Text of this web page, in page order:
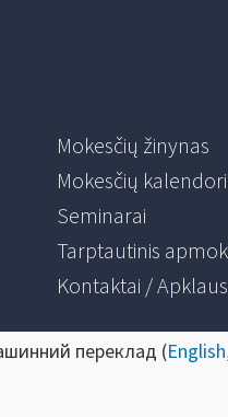
Mokesčių žinynas
Mokesčių
Seminarai
Tarptautinis
Kontaktai /
переклад (English